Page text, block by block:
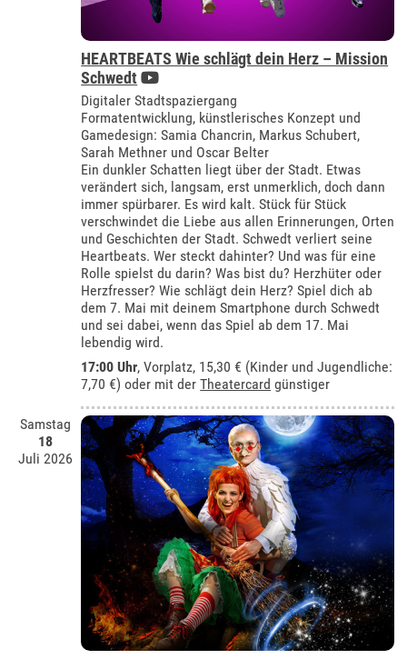
HEARTBEATS Wie schlägt dein Herz – Mission
Schwedt
Digitaler Stadtspaziergang
Formatentwicklung, künstlerisches Konzept und
Gamedesign: Samia Chancrin, Markus Schubert,
Sarah Methner und Oscar Belter
Ein dunkler Schatten liegt über der Stadt. Etwas
verändert sich, langsam, erst unmerklich, doch dann
immer spürbarer. Es wird kalt. Stück für Stück
verschwindet die Liebe aus allen Erinnerungen, Orten
und Geschichten der Stadt. Schwedt verliert seine
Heartbeats. Wer steckt dahinter? Und was für eine
Rolle spielst du darin? Was bist du? Herzhüter oder
Herzfresser? Wie schlägt dein Herz? Spiel dich ab
dem 7. Mai mit deinem Smartphone durch Schwedt
und sei dabei, wenn das Spiel ab dem 17. Mai
lebendig wird.
17:00 Uhr, Vorplatz, 15,30 € (Kinder und Jugendliche:
7,70 €) oder mit derTheatercard günstiger
Samstag
18
Juli 2026